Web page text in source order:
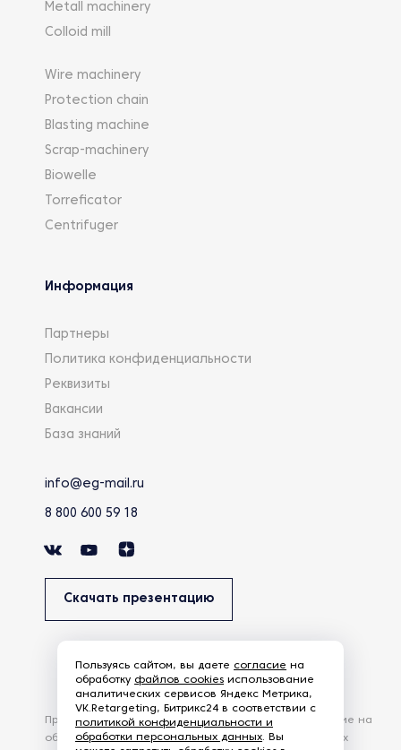
Metall machinery
Colloid mill
Wire machinery
Protection chain
Blasting machine
Scrap-machinery
Biowelle
Torreficator
Centrifuger
Информация
Партнеры
Политика конфиденциальности
Реквизиты
Вакансии
База знаний
info@eg-mail.ru
8 800 600 59 18
Скачать презентацию
Продолжая использовать наш сайт, вы даете согласие на
обработку файлов Cookies и других пользовательских
Пользуясь сайтом, вы даете согласие на
обработку файлов cookies использование
аналитических сервисов Яндекс Метрика,
VK.Retargeting, Битрикс24 в соответствии с
политикой конфиденциальности и
обработки персональных данных. Вы